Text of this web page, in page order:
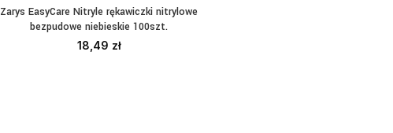
WYBIERZ OPCJE
Zarys EasyCare Nitryle rękawiczki nitrylowe
bezpudowe niebieskie 100szt.
18,49 zł